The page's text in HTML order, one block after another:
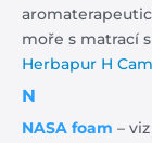
moře s matrací
Herbapur H
N
NASA foam –